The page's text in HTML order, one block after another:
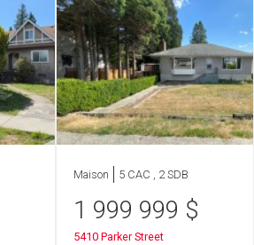
Maison 5 CAC , 2 SDB
1 999 999 $
5410 Parker Street